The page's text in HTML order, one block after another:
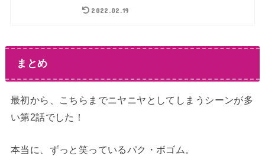
2022.02.19
まとめ
最初から、こちらまでニヤニヤとしてしまうシーンが多
い第2話でした！
本当に、ずっと笑っているパク・ボゴム。